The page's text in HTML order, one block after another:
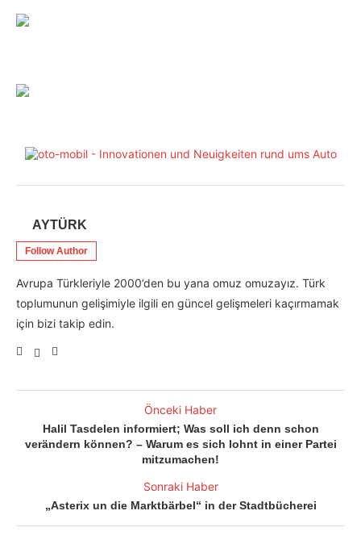
AYTÜRK
Follow Author
Avrupa Türkleriyle 2000’den bu yana omuz omuzayız. Türk
toplumunun gelişimiyle ilgili en güncel gelişmeleri kaçırmamak
için bizi takip edin.
Önceki Haber
Halil Tasdelen informiert; Was soll ich denn schon
verändern können? – Warum es sich lohnt in einer Partei
mitzumachen!
Sonraki Haber
„Asterix un die Marktbärbel“ in der Stadtbücherei